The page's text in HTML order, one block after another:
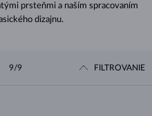
prsteňmi a naším spracovaním
dizajnu.
9/9 FILTROVANIE